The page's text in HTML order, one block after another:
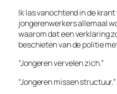
Ik las vanochtend in de
jongerenwerkers allemaal
waarom dat een verklaring
beschieten van de politie
“Jongeren vervelen zich.”
“Jongeren missen structuur.”